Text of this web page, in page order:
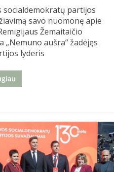
socialdemokratų partijos
savo nuomonę apie
Žemaitaičio
„Nemuno aušra“ žadėjęs
lyderis